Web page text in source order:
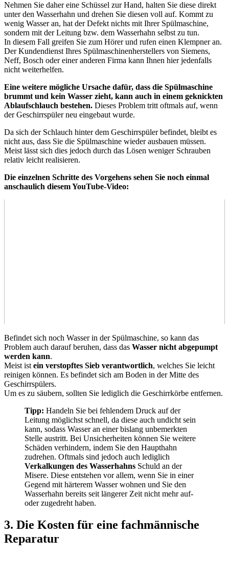
Nehmen Sie daher eine Schüssel zur Hand, halten Sie diese direkt
unter den Wasserhahn und drehen Sie diesen voll auf. Kommt zu
wenig Wasser an, hat der Defekt nichts mit Ihrer Spülmaschine,
sondern mit der Leitung bzw. dem Wasserhahn selbst zu tun.
In diesem Fall greifen Sie zum Hörer und rufen einen Klempner an.
Der Kundendienst Ihres Spülmaschinenherstellers von Siemens,
Neff, Bosch oder einer anderen Firma kann Ihnen hier jedenfalls
nicht weiterhelfen.
Eine weitere mögliche Ursache dafür, dass die Spülmaschine
brummt und kein Wasser zieht, kann auch in einem geknickten
Ablaufschlauch bestehen. Dieses Problem tritt oftmals auf, wenn
der Geschirrspüler neu eingebaut wurde.
Da sich der Schlauch hinter dem Geschirrspüler befindet, bleibt es
nicht aus, dass Sie die Spülmaschine wieder ausbauen müssen.
Meist lässt sich dies jedoch durch das Lösen weniger Schrauben
relativ leicht realisieren.
Die einzelnen Schritte des Vorgehens sehen Sie noch einmal
anschaulich diesem YouTube-Video:
Befindet sich noch Wasser in der Spülmaschine, so kann das
Problem auch darauf beruhen, dass das Wasser nicht abgepumpt
werden kann.
Meist ist ein verstopftes Sieb verantwortlich, welches Sie leicht
reinigen können. Es befindet sich am Boden in der Mitte des
Geschirrspülers.
Um es zu säubern, sollten Sie lediglich die Geschirrkörbe entfernen.
Tipp: Handeln Sie bei fehlendem Druck auf der
Leitung möglichst schnell, da diese auch undicht sein
kann, sodass Wasser an einer bislang unbemerkten
Stelle austritt. Bei Unsicherheiten können Sie weitere
Schäden verhindern, indem Sie den Haupthahn
zudrehen. Oftmals sind jedoch auch lediglich
Verkalkungen des Wasserhahns Schuld an der
Misere. Diese entstehen vor allem, wenn Sie in einer
Gegend mit härterem Wasser wohnen und Sie den
Wasserhahn bereits seit längerer Zeit nicht mehr auf-
oder zugedreht haben.
3. Die Kosten für eine fachmännische
Reparatur